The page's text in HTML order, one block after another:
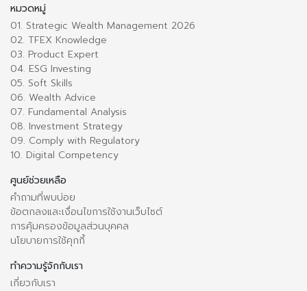
หมวดหมู่
01. Strategic Wealth Management 2026
02. TFEX Knowledge
03. Product Expert
04. ESG Investing
05. Soft Skills
06. Wealth Advice
07. Fundamental Analysis
08. Investment Strategy
09. Comply with Regulatory
10. Digital Competency
ศูนย์ช่วยเหลือ
คำถามที่พบบ่อย
ข้อตกลงและเงื่อนไขการใช้งานเว็บไซต์
การคุ้มครองข้อมูลส่วนบุคคล
นโยบายการใช้คุกกี้
ทำความรู้จักกับเรา
เกี่ยวกับเรา